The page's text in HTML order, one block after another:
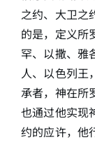
之约、大卫之
的是，定义所
罕、以撒、雅
人、以色列王
承者，神在所
也通过他实现
约的应许，他